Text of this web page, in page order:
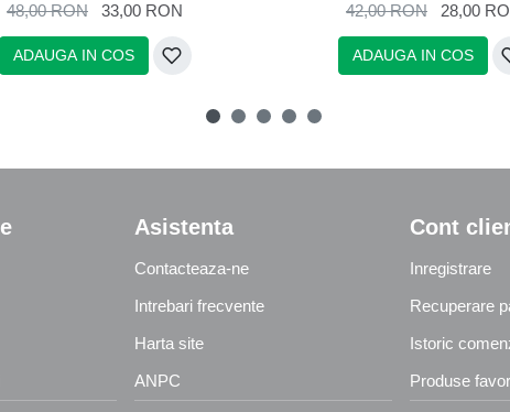
48,00 RON 33,00 RON
ADAUGA IN COS
42,00 RON 28,00
ADAUGA IN COS
Asistenta
Contacteaza-ne
Intrebari frecvente
Harta site
ANPC
Cont
Inregistrare
Recuperare
Istoric
Produse